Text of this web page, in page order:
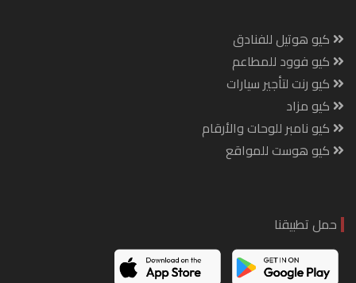
كيو هوتيل للفنادق
كيو فوود للمطاعم
كيو رنت لتأجير سيارات
كيو مزاد
كيو نامبر للوحات والأرقام
كيو هوست للمواقع
حمل تطبيقنا